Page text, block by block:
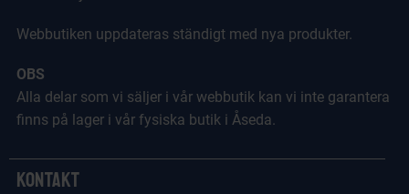
Webbutiken uppdateras ständigt med nya produkter.
OBS
Alla delar som vi säljer i vår webbutik kan vi inte garantera
finns på lager i vår fysiska butik i Åseda.
Kontakt